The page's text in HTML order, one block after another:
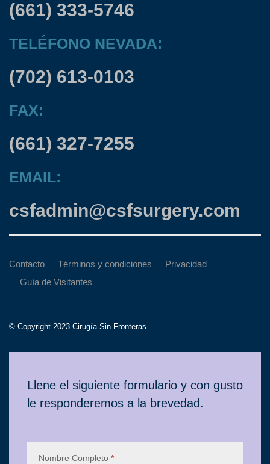
(661) 333-5746
TELÉFONO NEVADA:
(702) 613-0103
FAX:
(661) 327-7255
EMAIL:
csfadmin@csfsurgery.com
Contacto Términos y condiciones
Privacidad
Guía de Visitantes
© Copyright 2023 Cirugía Sin Fronteras.
Llene el siguiente formulario y con gusto
le responderemos a la brevedad.
Nombre Completo *